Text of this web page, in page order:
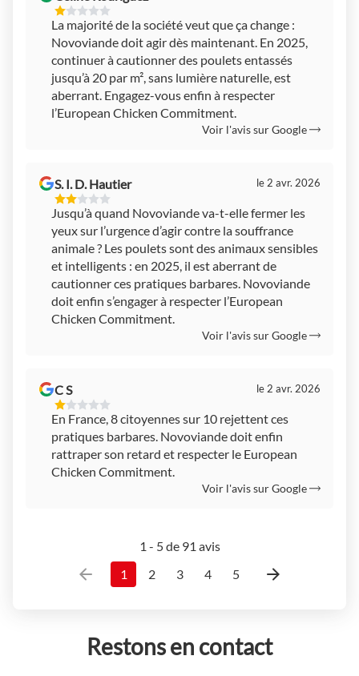
1
Étoiles
Sur
5
La majorité de la société veut que ça change :
Novoviande doit agir dès maintenant. En 2025,
continuer à cautionner des poulets entassés
jusqu’à 20 par m², sans lumière naturelle, est
aberrant. Engagez-vous enfin à respecter
l’European Chicken Commitment.
Voir l'avis sur Google
S. I. D. Hautier
2
Étoiles
Sur
5
le 2 avr. 2026
Jusqu’à quand Novoviande va-t-elle fermer les
yeux sur l’urgence d’agir contre la souffrance
animale ? Les poulets sont des animaux sensibles
et intelligents : en 2025, il est aberrant de
cautionner ces pratiques barbares. Novoviande
doit enfin s’engager à respecter l’European
Chicken Commitment.
Voir l'avis sur Google
C S
1
Étoiles
Sur
5
le 2 avr. 2026
En France, 8 citoyennes sur 10 rejettent ces
pratiques barbares. Novoviande doit enfin
rattraper son retard et respecter le European
Chicken Commitment.
Voir l'avis sur Google
1 - 5 de 91 avis
1
2 3 4 5
Restons en contact